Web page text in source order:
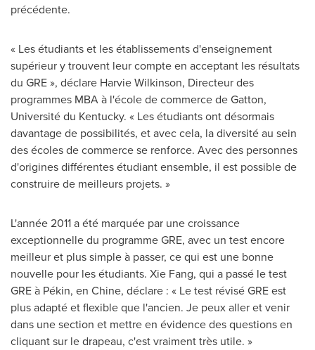
précédente.
« Les étudiants et les établissements d'enseignement
supérieur y trouvent leur compte en acceptant les résultats
du GRE », déclare Harvie Wilkinson, Directeur des
programmes MBA à l'école de commerce de Gatton,
Université du Kentucky. « Les étudiants ont désormais
davantage de possibilités, et avec cela, la diversité au sein
des écoles de commerce se renforce. Avec des personnes
d'origines différentes étudiant ensemble, il est possible de
construire de meilleurs projets. »
L'année 2011 a été marquée par une croissance
exceptionnelle du programme GRE, avec un test encore
meilleur et plus simple à passer, ce qui est une bonne
nouvelle pour les étudiants. Xie Fang, qui a passé le test
GRE à Pékin, en Chine, déclare : « Le test révisé GRE est
plus adapté et flexible que l'ancien. Je peux aller et venir
dans une section et mettre en évidence des questions en
cliquant sur le drapeau, c'est vraiment très utile. »